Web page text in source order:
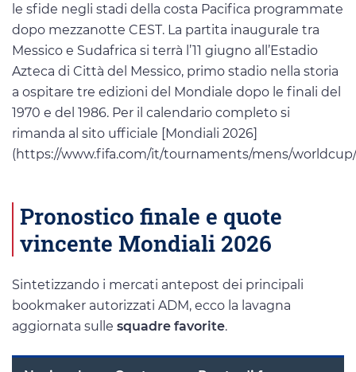
le sfide negli stadi della costa Pacifica programmate
dopo mezzanotte CEST. La partita inaugurale tra
Messico e Sudafrica si terrà l’11 giugno all’Estadio
Azteca di Città del Messico, primo stadio nella storia
a ospitare tre edizioni del Mondiale dopo le finali del
1970 e del 1986. Per il calendario completo si
rimanda al sito ufficiale [Mondiali 2026]
(https://www.fifa.com/it/tournaments/mens/
Pronostico finale e quote
vincente Mondiali 2026
Sintetizzando i mercati antepost dei principali
bookmaker autorizzati ADM, ecco la lavagna
aggiornata sulle squadre favorite.